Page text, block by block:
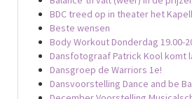
BDC treed op in theater het
Beste wensen
Body Workout Donderdag 19.00-
Dansfotograaf Patrick Kool komt
Dansgroep de Warriors 1e!
Dansvoorstelling Dance and be